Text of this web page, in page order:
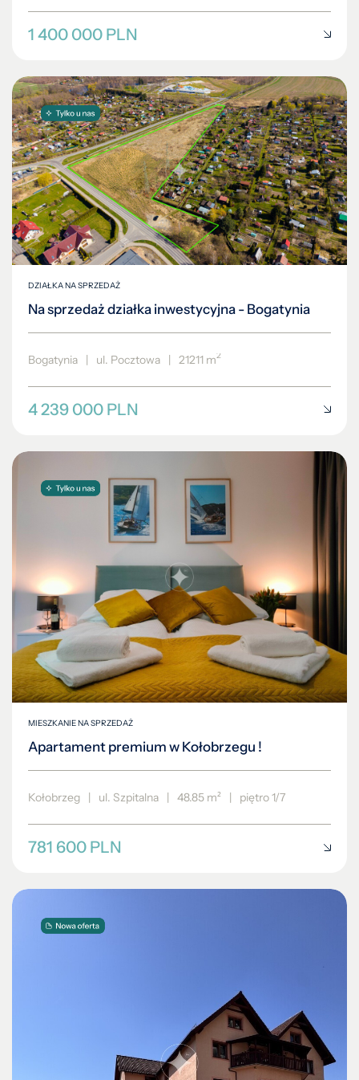
1 400 000 PLN
DZIAŁKA NA SPRZEDAŻ
Na sprzedaż działka inwestycyjna - Bogatynia
Bogatynia | ul. Pocztowa | 21211 m2
4 239 000 PLN
MIESZKANIE NA SPRZEDAŻ
Apartament premium w Kołobrzegu !
Kołobrzeg ul. Szpitalna 48.85 m² piętro 1/7
781 600 PLN